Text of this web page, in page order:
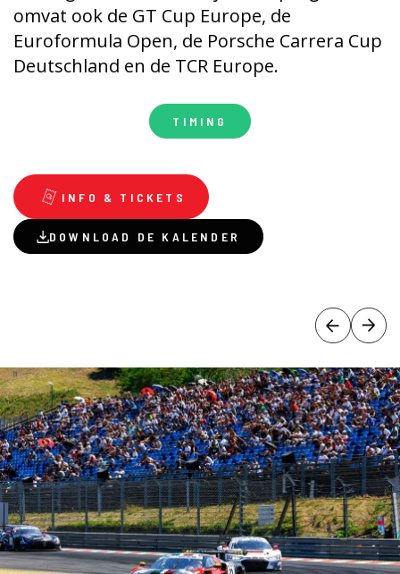
omvat ook de GT Cup Europe, de
Euroformula Open, de Porsche Carrera Cup
Deutschland en de TCR Europe.
TIMING
INFO & TICKETS
DOWNLOAD DE KALENDER